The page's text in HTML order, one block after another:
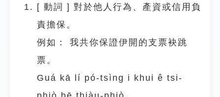
[ 動詞 ] 對於他人行為、產資或信用負
責擔保。
例如：
我共你保證伊開的支票袂跳
票。
Guá kā lí pó-tsìng i khui ê tsi-